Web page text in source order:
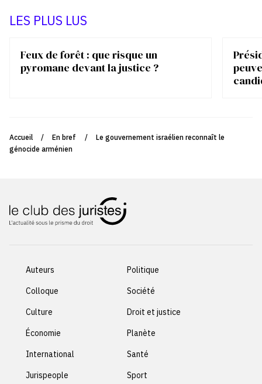
LES PLUS LUS
Feux de forêt : que risque un
pyromane devant la justice ?
Accueil / En bref /
Le gouvernement israélien reconnaît le
génocide arménien
Auteurs
Colloque
Culture
Économie
International
Jurispeople
Politique
Société
Droit et justice
Planète
Santé
Sport